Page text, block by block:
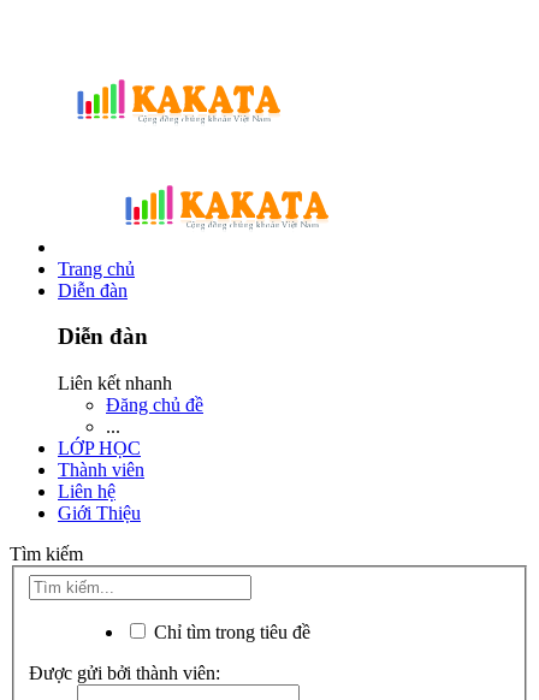
Trang chủ
Diễn đàn
Diễn đàn
Liên kết nhanh
Đăng chủ đề
...
LỚP HỌC
Thành viên
Liên hệ
Giới Thiệu
Tìm kiếm
Chỉ tìm trong tiêu đề
Được gửi bởi thành viên: